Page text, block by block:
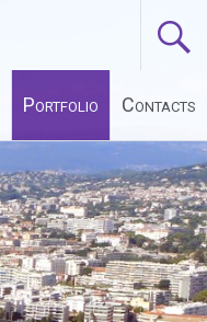
Portfolio Contacts